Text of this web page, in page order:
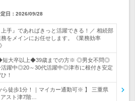
日： 2026/09/28
手』であればきっと活躍できる！／ 相続部
をメインにお任せします。《業務効率
短大卒以上◆39歳までの方※ ◎男女不問◎
活躍中◎20～30代活躍中◎津市に根付き安定
！
ら徒歩1分！｜マイカー通勤可※ 】 三重県
スト津7階…